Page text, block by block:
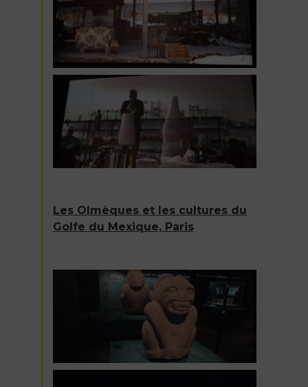
Les Olmèques et les cultures du
Golfe du Mexique, Paris